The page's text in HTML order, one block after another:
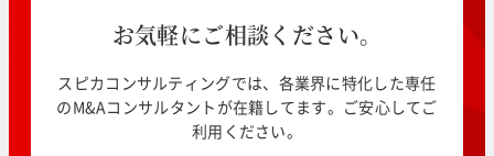
お気軽にご相談ください。
スピカコンサルティングでは、各業界に特化した専任
のM&Aコンサルタントが在籍してます。ご安心してご
利用ください。